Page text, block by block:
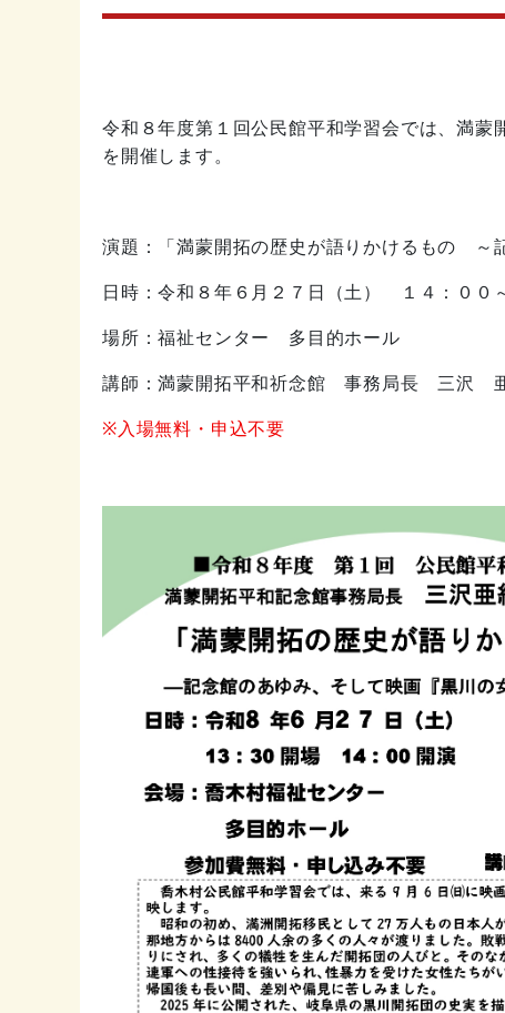
令和８年度第１回公民館平和学習会では、満
を開催します。
演題：「満蒙開拓の歴史が語りかけるもの ～
日時：令和８年６月２７日（土） １４：００
場所：福祉センター 多目的ホール
講師：満蒙開拓平和祈念館 事務局長 三沢
※入場無料・申込不要